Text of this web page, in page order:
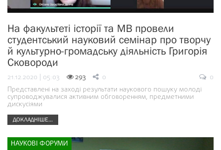
На факультеті історії та МВ провели
студентський науковий семінар про творчу
й культурно-громадську діяльність Григорія
Сковороди
21.12.2020 | 05:03 293 0
0
Представлені на заході результати наукового пошуку молоді
супроводжувалися активним обговоренням, предметними
дискусіями
ДОКЛАДНІШЕ...
НАУКОВІ ФОРУМИ